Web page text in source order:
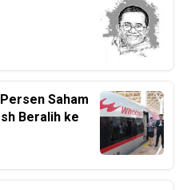
Saham
Beralih ke